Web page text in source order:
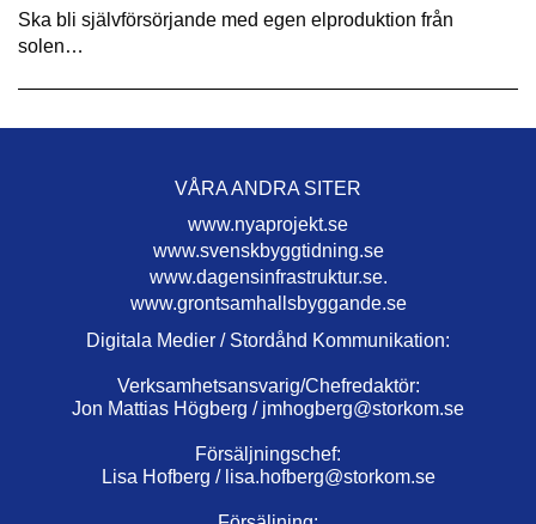
Ska bli självförsörjande med egen elproduktion från
solen…
VÅRA ANDRA SITER
www.nyaprojekt.se
www.svenskbyggtidning.se
www.dagensinfrastruktur.se.
www.grontsamhallsbyggande.se
Digitala Medier / Stordåhd Kommunikation:
Verksamhetsansvarig/Chefredaktör:
Jon Mattias Högberg / jmhogberg@storkom.se
Försäljningschef:
Lisa Hofberg / lisa.hofberg@storkom.se